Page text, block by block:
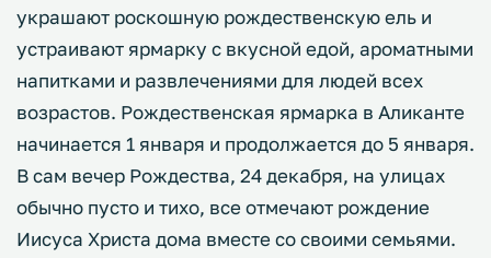
украшают роскошную рождественскую ель и
устраивают ярмарку с вкусной едой, ароматными
напитками и развлечениями для людей всех
возрастов. Рождественская ярмарка в Аликанте
начинается 1 января и продолжается до 5 января.
В сам вечер Рождества, 24 декабря, на улицах
обычно пусто и тихо, все отмечают рождение
Иисуса Христа дома вместе со своими семьями.